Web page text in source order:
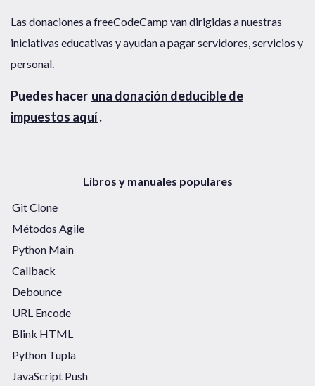
Las donaciones a freeCodeCamp van dirigidas a nuestras
iniciativas educativas y ayudan a pagar servidores, servicios y
personal.
Puedes hacer una donación deducible de
impuestos aquí.
Libros y manuales populares
Git Clone
Métodos Agile
Python Main
Callback
Debounce
URL Encode
Blink HTML
Python Tupla
JavaScript Push